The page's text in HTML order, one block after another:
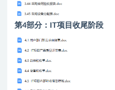
第4部分：IT项目收尾阶段